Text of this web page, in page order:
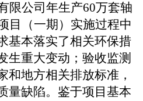
限公司年生产60万套轴
目（一期） 实施过程中
基本落实了相关环保措
生重大变动；验收监测
和地方相关排放标准，
量缺陷。鉴于项目基本